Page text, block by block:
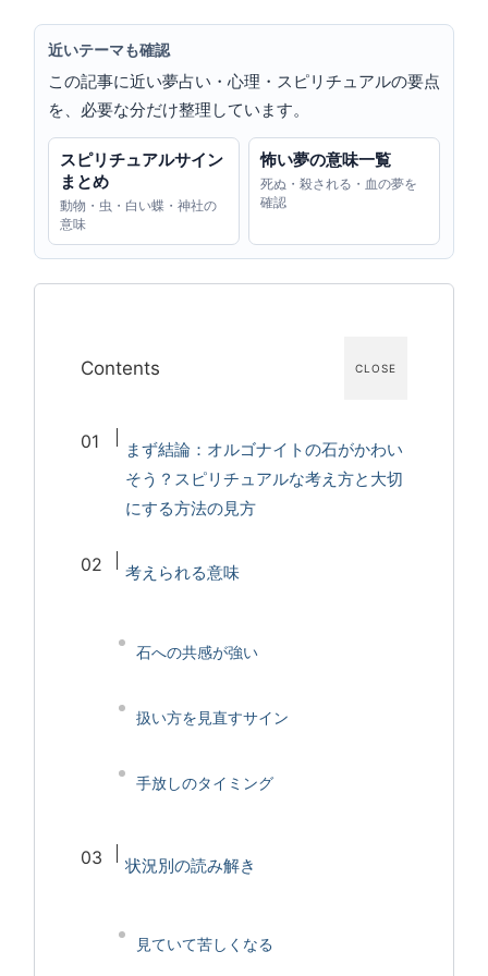
近いテーマも確認
この記事に近い夢占い・心理・スピリチュアルの要点
を、必要な分だけ整理しています。
スピリチュアルサイン
まとめ
動物・虫・白い蝶・神社の
意味
怖い夢の意味一覧
死ぬ・殺される・血の夢を
確認
CLOSE
Contents
まず結論：オルゴナイトの石がかわい
そう？スピリチュアルな考え方と大切
にする方法の見方
考えられる意味
石への共感が強い
扱い方を見直すサイン
手放しのタイミング
状況別の読み解き
見ていて苦しくなる